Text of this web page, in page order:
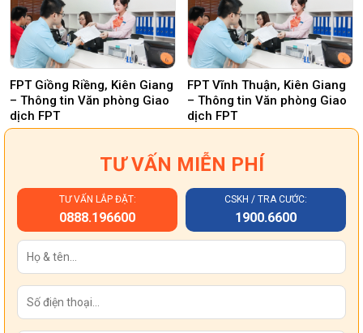
FPT Giồng Riềng, Kiên Giang
– Thông tin Văn phòng Giao
dịch FPT
FPT Vĩnh Thuận, Kiên Giang
– Thông tin Văn phòng Giao
dịch FPT
TƯ VẤN MIỄN PHÍ
TƯ VẤN LẮP ĐẶT:
0888.196600
CSKH / TRA CƯỚC:
1900.6600